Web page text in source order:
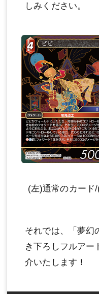
しみください。
(左)通常のカード
それでは、「夢幻
き下ろしフルアー
介いたします！